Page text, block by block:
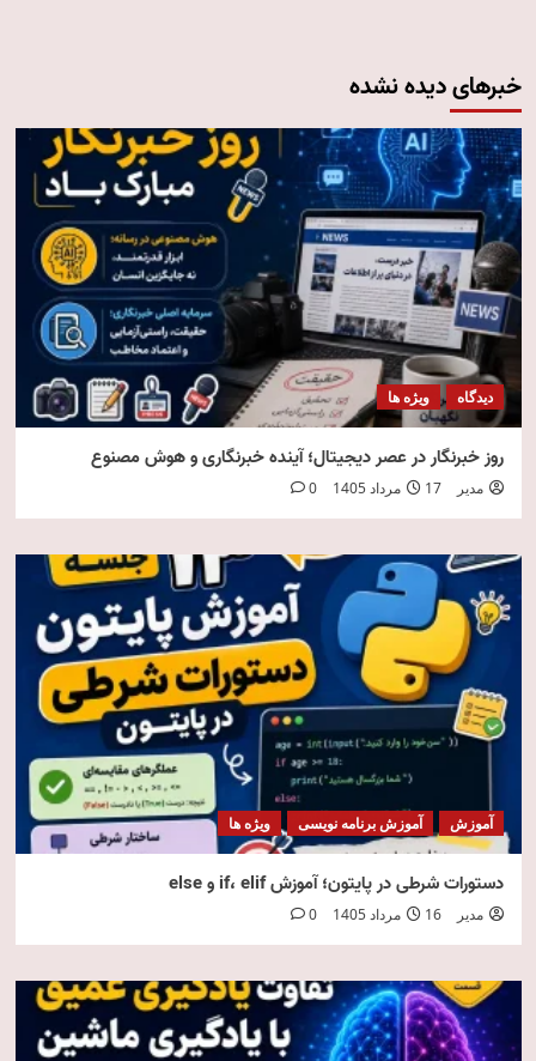
خبرهای دیده نشده
دیدگاه ویژه ها
روز خبرنگار در عصر دیجیتال؛ آینده خبرنگاری و هوش مصنوع
مدیر 17 مرداد 1405 0
آموزش آموزش برنامه نویسی ویژه ها
دستورات شرطی در پایتون؛ آموزش if، elif و else
مدیر 16 مرداد 1405 0